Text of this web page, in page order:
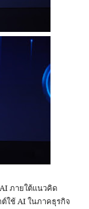
ภายใต้แนวคิด
ใช้ AI ในภาคธุรกิจ